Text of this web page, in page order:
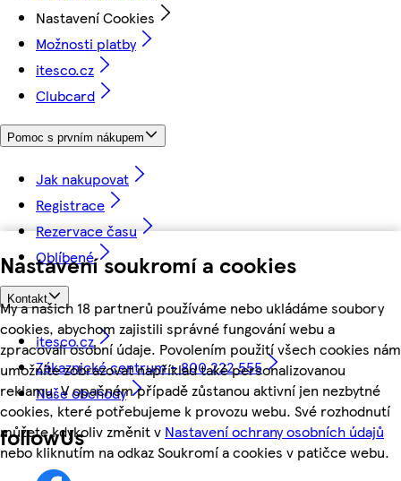
Nastavení soukromí a cookies
My a našich 18 partnerů používáme nebo ukládáme soubory
cookies, abychom zajistili správné fungování webu a
zpracovali osobní údaje. Povolením použití všech cookies nám
umožníte zobrazovat například také personalizovanou
reklamu. V opačném případě zůstanou aktivní jen nezbytné
cookies, které potřebujeme k provozu webu. Své rozhodnutí
můžete kdykoliv změnit v Nastavení ochrany osobních údajů
nebo kliknutím na odkaz Soukromí a cookies v patičce webu.
Nastavení Cookies
Možnosti platby
itesco.cz
Clubcard
Pomoc s prvním nákupem
Jak nakupovat
Registrace
Rezervace času
Oblíbené
Kontakt
itesco.cz
Zákaznické centrum - 800 222 555
Naše obchody
followUs